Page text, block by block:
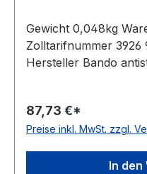
Gewicht 0,048kg
Zolltarifnummer 3926
Hersteller Bando
87,73 €*
Preise inkl. MwSt. zzgl.
In den